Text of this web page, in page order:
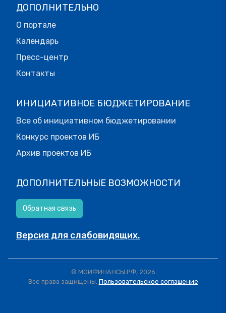
ДОПОЛНИТЕЛЬНО
О портале
Календарь
Пресс-центр
Контакты
ИНИЦИАТИВНОЕ БЮДЖЕТИРОВАНИЕ
Все об инициативном бюджетировании
Конкурс проектов ИБ
Архив проектов ИБ
ДОПОЛНИТЕЛЬНЫЕ ВОЗМОЖНОСТИ
Обратная связь
Версия для слабовидящих.
© МОИФИНАНСЫ.РФ, 2026
Все права защищены. Пользовательское соглашение